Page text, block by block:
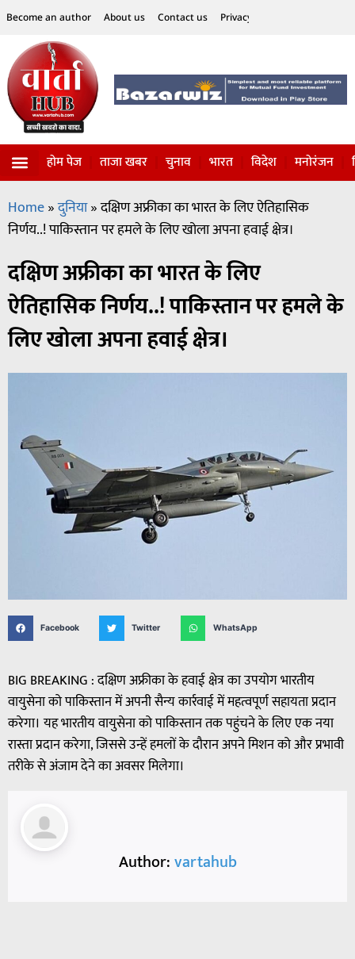
Become an author About us Contact us Privacy Policy
होम पेज ताजा खबर चुनाव भारत विदेश मनोरंजन
Home»दुनिया»दक्षिण अफ्रीका का भारत के लिए ऐतिहासिक
निर्णय..! पाकिस्तान पर हमले के लिए खोला अपना हवाई क्षेत्र।
दक्षिण अफ्रीका का भारत के लिए
ऐतिहासिक निर्णय..! पाकिस्तान पर हमले के
लिए खोला अपना हवाई क्षेत्र।
Facebook Twitter WhatsApp
BIG BREAKING : दक्षिण अफ्रीका के हवाई क्षेत्र का उपयोग भारतीय
वायुसेना को पाकिस्तान में अपनी सैन्य कार्रवाई में महत्वपूर्ण सहायता प्रदान
करेगा। यह भारतीय वायुसेना को पाकिस्तान तक पहुंचने के लिए एक नया
रास्ता प्रदान करेगा, जिससे उन्हें हमलों के दौरान अपने मिशन को और प्रभावी
तरीके से अंजाम देने का अवसर मिलेगा।
Author:vartahub